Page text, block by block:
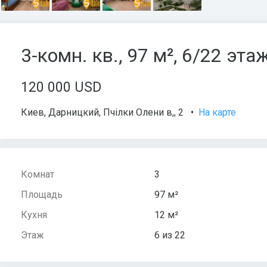
3-комн. кв., 97 м², 6/22
120 000 USD
Киев, Дарницкий, Пчілки Олени в,, 2 • На карте
Комнат
3
Площадь
97 м²
Кухня
12 м²
Этаж
6 из 22